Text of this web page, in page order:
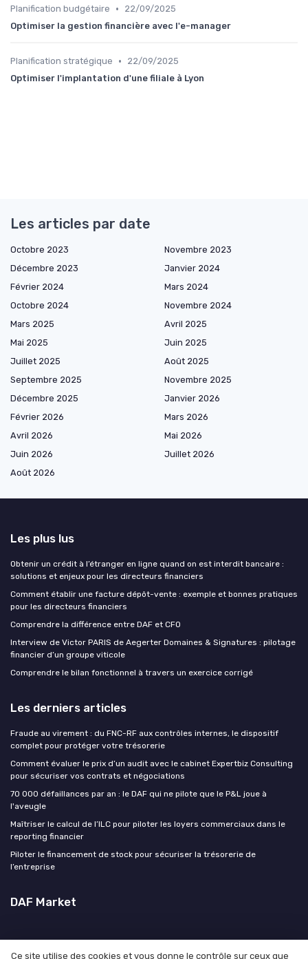
Planification budgétaire •
22/09/2025
Optimiser la gestion financière avec l'e-manager
Planification stratégique •
22/09/2025
Optimiser l'implantation d'une filiale à Lyon
Les articles par date
Octobre 2023
Novembre 2023
Décembre 2023
Janvier 2024
Février 2024
Mars 2024
Octobre 2024
Novembre 2024
Mars 2025
Avril 2025
Mai 2025
Juin 2025
Juillet 2025
Août 2025
Septembre 2025
Novembre 2025
Décembre 2025
Janvier 2026
Février 2026
Mars 2026
Avril 2026
Mai 2026
Juin 2026
Juillet 2026
Août 2026
Les plus lus
Obtenir un crédit à l’étranger en ligne quand on est interdit bancaire :
solutions et enjeux pour les directeurs financiers
Comment établir une facture dépôt-vente : exemple et bonnes pratiques
pour les directeurs financiers
Comprendre la différence entre DAF et CFO
Interview de Victor PARIS de Aegerter Domaines & Signatures : pilotage
financier d’un groupe viticole
Comprendre le bilan fonctionnel à travers un exercice corrigé
Les derniers articles
Fraude au virement : du FNC-RF aux contrôles internes, le dispositif
complet pour protéger votre trésorerie
Comment évaluer le prix d’un audit avec le cabinet Expertbiz Consulting
pour sécuriser vos contrats et négociations
70 000 défaillances par an : le DAF qui ne pilote que le P&L joue à
l'aveugle
Maîtriser le calcul de l’ILC pour piloter les loyers commerciaux dans le
reporting financier
Piloter le financement de stock pour sécuriser la trésorerie de
l’entreprise
DAF Market
Ce site utilise des cookies et vous donne le contrôle sur ceux que